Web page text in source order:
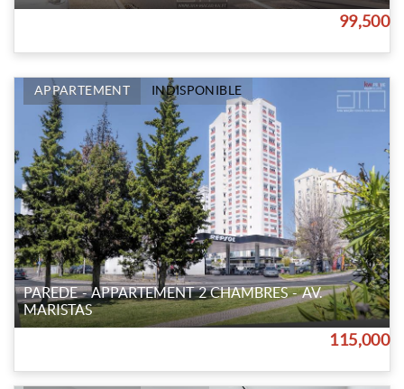
99,500
APPARTEMENT INDISPONIBLE
PAREDE - APPARTEMENT 2 CHAMBRES - AV.
MARISTAS
115,000